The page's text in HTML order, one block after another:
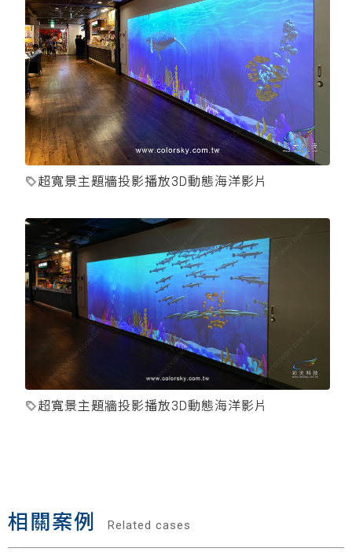
超寬景主題牆投影播放3D動態海洋影片
超寬景主題牆投影播放3D動態海洋影片
相關案例 Related cases